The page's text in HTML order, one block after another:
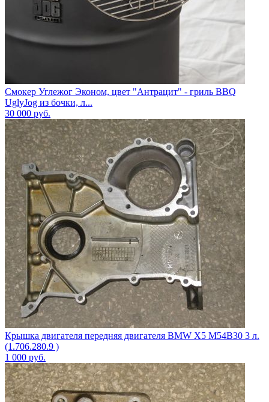
Смокер Углежог Эконом, цвет "Антрацит" - гриль BBQ
UglyJog из бочки, л...
30 000 руб.
Крышка двигателя передняя двигателя BMW X5 M54B30 3 л.
(1.706.280.9 )
1 000 руб.